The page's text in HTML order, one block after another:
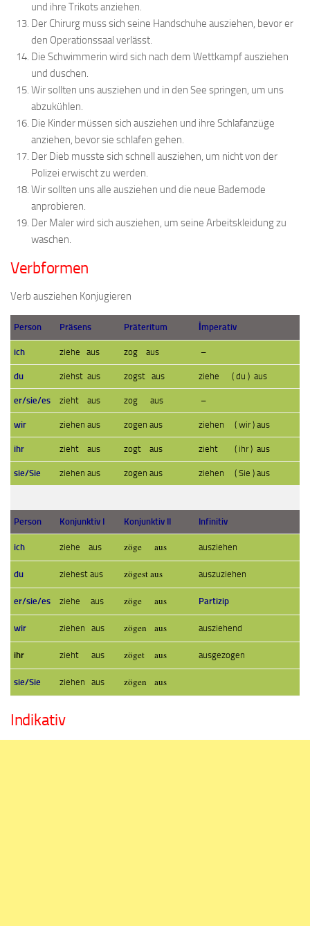
und ihre Trikots anziehen.
Der Chirurg muss sich seine Handschuhe ausziehen, bevor er
den Operationssaal verlässt.
Die Schwimmerin wird sich nach dem Wettkampf ausziehen
und duschen.
Wir sollten uns ausziehen und in den See springen, um uns
abzukühlen.
Die Kinder müssen sich ausziehen und ihre Schlafanzüge
anziehen, bevor sie schlafen gehen.
Der Dieb musste sich schnell ausziehen, um nicht von der
Polizei erwischt zu werden.
Wir sollten uns alle ausziehen und die neue Bademode
anprobieren.
Der Maler wird sich ausziehen, um seine Arbeitskleidung zu
waschen.
Verbformen
Verb ausziehen Konjugieren
Person Präsens Präteritum İmperativ
ich ziehe aus zog aus –
du ziehst aus zogst aus ziehe ( du ) aus
er/sie/es zieht aus zog aus –
wir ziehen aus zogen aus ziehen ( wir ) aus
ihr zieht aus zogt aus zieht ( ihr ) aus
sie/Sie ziehen aus zogen aus ziehen ( Sie ) aus
Person Konjunktiv I Konjunktiv II Infinitiv
ich ziehe aus zöge aus ausziehen
du ziehest aus zögest aus auszuziehen
er/sie/es ziehe aus zöge aus Partizip
wir ziehen aus zögen aus ausziehend
ihr zieht aus zöget aus ausgezogen
sie/Sie ziehen aus zögen aus
Indikativ